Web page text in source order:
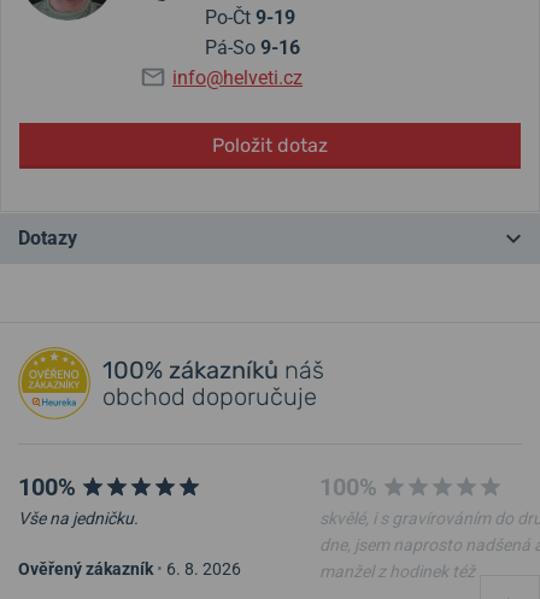
Po-Čt 9-19
Pá-So 9-16
info@helveti.cz
Položit dotaz
Dotazy
Přidat dotaz
100% zákazníků náš
obchod doporučuje
100%
Vše na jedničku.
Ověřený zákazník • 6. 8. 2026
100%
skvělé, i s gravírováním do
dne, jsem naprosto nadšená
manžel z hodinek též